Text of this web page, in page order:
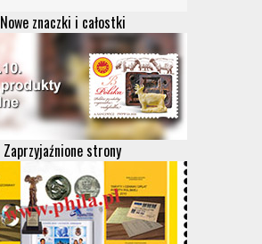
Nowe znaczki i całostki
Zaprzyjaźnione strony